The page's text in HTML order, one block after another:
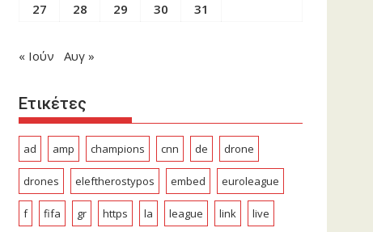
27
28 29 30 31
« Ιούν Αυγ »
Ετικέτες
ad amp champions cnn de drone
drones eleftherostypos embed euroleague
f fifa gr https la league link live